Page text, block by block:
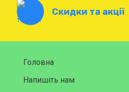
Скидки та акції
Головна
Напишіть нам